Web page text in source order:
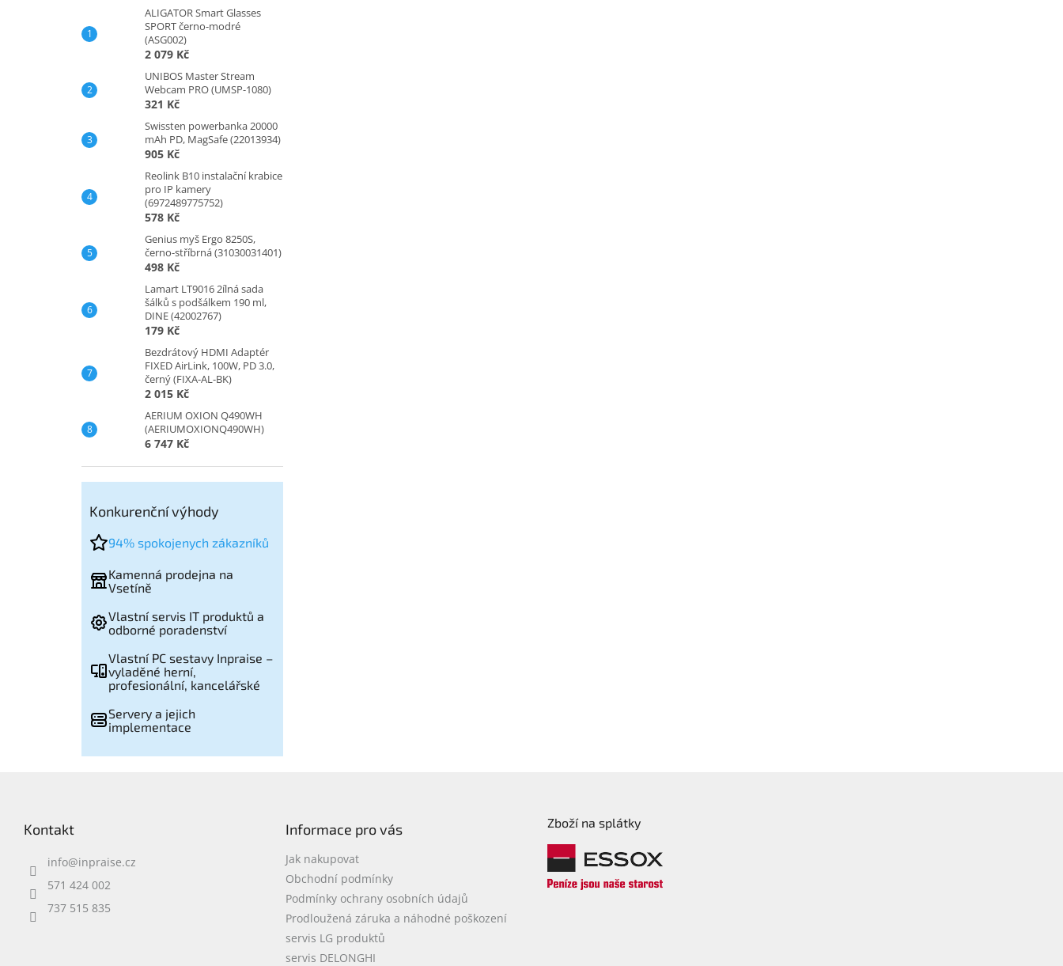
ALIGATOR Smart Glasses
SPORT černo-modré
(ASG002)
2 079 Kč
UNIBOS Master Stream
Webcam PRO (UMSP-1080)
321 Kč
Swissten powerbanka 20000
mAh PD, MagSafe (22013934)
905 Kč
Reolink B10 instalační krabice
pro IP kamery
(6972489775752)
578 Kč
Genius myš Ergo 8250S,
černo-stříbrná (31030031401)
498 Kč
Lamart LT9016 2ílná sada
šálků s podšálkem 190 ml,
DINE (42002767)
179 Kč
Bezdrátový HDMI Adaptér
FIXED AirLink, 100W, PD 3.0,
černý (FIXA-AL-BK)
2 015 Kč
AERIUM OXION Q490WH
(AERIUMOXIONQ490WH)
6 747 Kč
Konkurenční výhody
94% spokojenych zákazníků
Kamenná prodejna na
Vsetíně
Vlastní servis IT produktů a
odborné poradenství
Vlastní PC sestavy Inpraise –
vyladěné herní,
profesionální, kancelářské
Servery a jejich
implementace
Kontakt
info@inpraise.cz
571 424 002
737 515 835
Informace pro vás
Jak nakupovat
Obchodní podmínky
Podmínky ochrany osobních údajů
Prodloužená záruka a náhodné poškození
servis LG produktů
servis DELONGHI
Zboží na splátky